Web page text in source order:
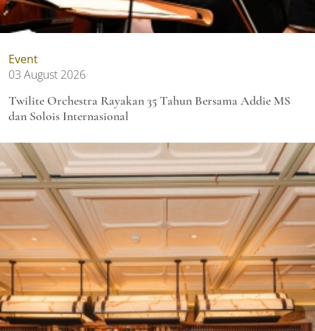
Event
03 August 2026
Twilite Orchestra Rayakan 35 Tahun Bersama Addie MS
dan Solois Internasional